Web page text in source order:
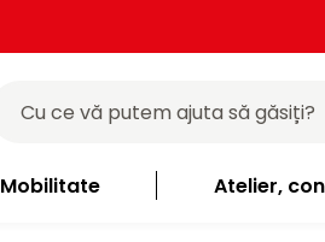
Mobilitate Atelier,